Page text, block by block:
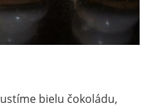
bielu čokoládu,